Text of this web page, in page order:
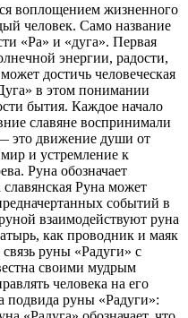
воплощением жизненного
человек. Само название
«Ра» и «дуга». Первая
энергии, радости,
достичь человеческая
в этом понимании
бытия. Каждое начало
славяне воспринимали
это движение души от
и устремление к
Руна обозначает
Руна может
событий в
взаимодействуют руна
как проводник и маяк
руны «Радуги» с
своими мудрым
человека на его
подвида руны «Радуги»: